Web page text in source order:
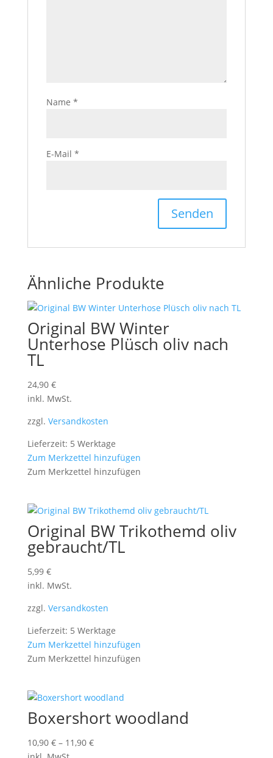
Name *
E-Mail *
Ähnliche Produkte
Original BW Winter
Unterhose Plüsch oliv nach
TL
24,90 €
inkl. MwSt.
zzgl. Versandkosten
Lieferzeit: 5 Werktage
Zum Merkzettel hinzufügen
Zum Merkzettel hinzufügen
Original BW Trikothemd oliv
gebraucht/TL
5,99 €
inkl. MwSt.
zzgl. Versandkosten
Lieferzeit: 5 Werktage
Zum Merkzettel hinzufügen
Zum Merkzettel hinzufügen
Boxershort woodland
10,90 €– 11,90 €